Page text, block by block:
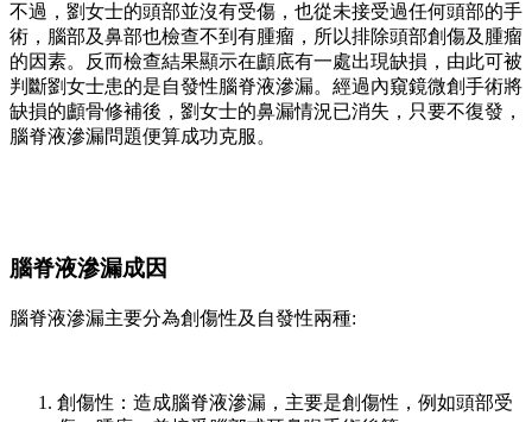
不過，劉女士的頭部並沒有受傷，也從未接受過任何頭部的手
術，腦部及鼻部也檢查不到有腫瘤，所以排除頭部創傷及腫瘤
的因素。反而檢查結果顯示在顱底有一處出現缺損，由此可被
判斷劉女士患的是自發性腦脊液滲漏。經過內窺鏡微創手術將
缺損的顱骨修補後，劉女士的鼻漏情況已消失，只要不復發，
腦脊液滲漏問題便算成功克服。
腦脊液滲漏成因
腦脊液滲漏主要分為創傷性及自發性兩種:
創傷性：造成腦脊液滲漏，主要是創傷性，例如頭部受